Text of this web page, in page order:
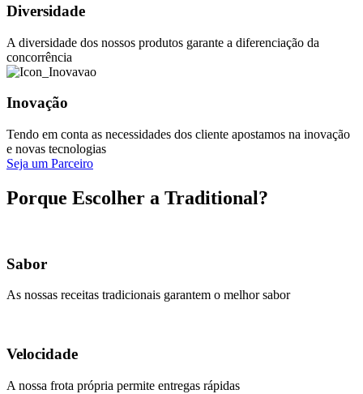
Diversidade
A diversidade dos nossos produtos garante a diferenciação da
concorrência
Inovação
Tendo em conta as necessidades dos cliente apostamos na inovação
e novas tecnologias
Seja um Parceiro
Porque Escolher a Traditional?
Sabor
As nossas receitas tradicionais garantem o melhor sabor
Velocidade
A nossa frota própria permite entregas rápidas